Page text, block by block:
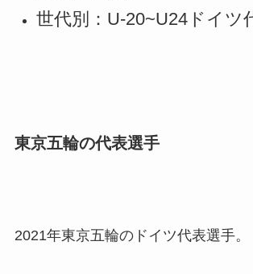
世代別：U-20~U24ドイツ
東京五輪の代表選手
2021年東京五輪のドイツ代表選手。